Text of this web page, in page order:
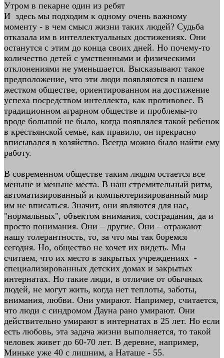
Утром в пекарне один из ребят
И здесь мы подходим к одному очень важному
моменту - в чем смысл жизни таких людей? Судьба
отказала им в интеллектуальных достижениях. Они
останутся с этим до конца своих дней. Но почему-то
количество детей с умственными и физическими
отклонениями не уменьшается. Высказывают такое
предположение, что эти люди появляются в нашем
жестком обществе, ориентированном на достижение
успеха посредством интеллекта, как противовес. В
традиционном аграрном обществе и проблемы-то
вроде большой не было, когда появлялся такой ребенок
в крестьянской семье, как правило, он прекрасно
вписывался в хозяйство. Всегда можно было найти ему
работу.
В современном обществе таким людям остается все
меньше и меньше места. В наш стремительный ритм,
автоматизированный и компьютеризированный мир
им не вписаться. Значит, они являются для нас,
"нормальных", объектом внимания, сострадания, да и
просто понимания. Они – другие. Они – отражают
нашу толерантность, то, за что мы так боремся
сегодня. Но, общество не хочет их видеть. Мы
считаем, что их место в закрытых учреждениях -
специализированных детских домах и закрытых
интернатах. Но такие люди, в отличие от обычных
людей, не могут жить, когда нет теплоты, заботы,
внимания, любви. Они умирают. Например, считается,
что люди с синдромом Дауна рано умирают. Они
действительно умирают в интернатах в 25 лет. Но если
есть любовь, эта задача жизни выполняется, то такой
человек живет до 60-70 лет. В деревне, например,
Миньке уже 40 с лишним, а Наташе - 55.